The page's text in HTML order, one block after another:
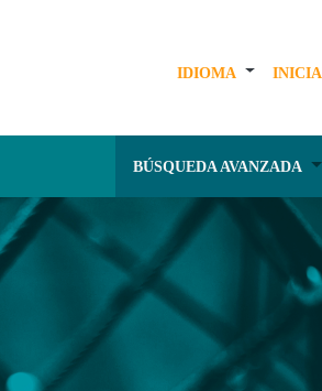
IDIOMA
BÚSQUEDA AVANZADA